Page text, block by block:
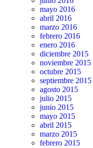
mayo 2016
abril 2016
marzo 2016
febrero 2016
enero 2016
diciembre 2015
noviembre 2015
octubre 2015
septiembre 2015
agosto 2015
julio 2015
junio 2015
mayo 2015
abril 2015
marzo 2015
febrero 2015